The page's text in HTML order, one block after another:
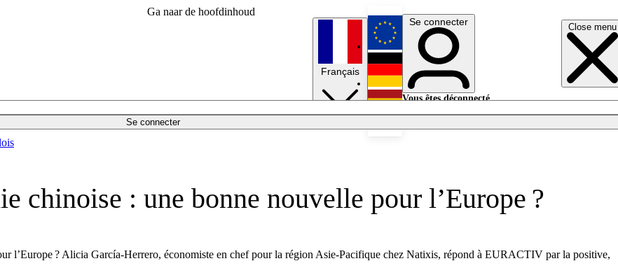
Ga naar de hoofdinhoud
Close menu
Se connecter
Français
English
Deutsch
Se connecter
Vous êtes déconnecté.
chinoise : une bonne nouvelle pour l’Europe ?
l’Europe ? Alicia García-Herrero, économiste en chef pour la région Asie-Pacifique chez Natixis, répond à EURACTIV par la positive,